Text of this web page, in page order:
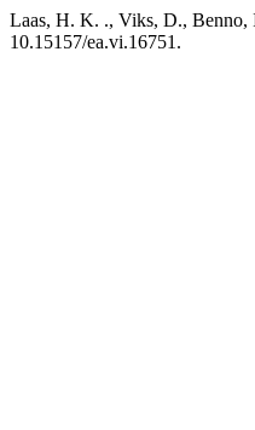
Laas, H. K. ., Viks, D., Benno,
10.15157/ea.vi.16751.